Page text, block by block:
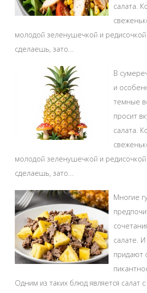
салата.
молодой зеленушечкой и
сделаешь, зато...
В
и
темные
просит
салата.
молодой зеленушечкой и
сделаешь, зато...
Многие
салате.
придают
Одним из таких блюд является салат